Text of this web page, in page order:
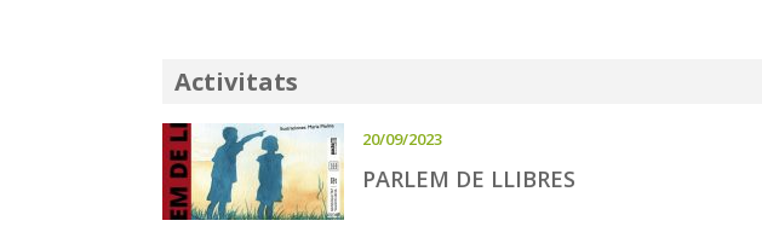
Activitats
20/09/2023
PARLEM DE LLIBRES